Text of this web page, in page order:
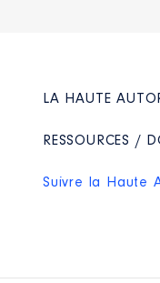
LA HAUTE
RESSOURCES /
Suivre la Haute